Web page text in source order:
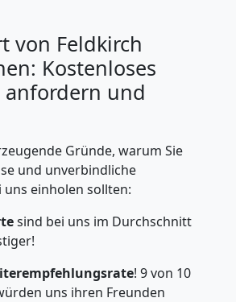
von Feldkirch
Kostenloses
und
Gründe, warum Sie
und unverbindliche
einholen sollten:
sind bei uns im Durchschnitt
! 9 von 10
uns ihren Freunden